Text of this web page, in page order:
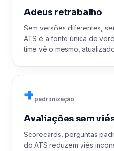
Adeus retrabalho
Sem versões diferentes,
ATS é a fonte única de
time vê o mesmo,
+ padronização
Avaliações sem
Scorecards, perguntas
do ATS reduzem viés